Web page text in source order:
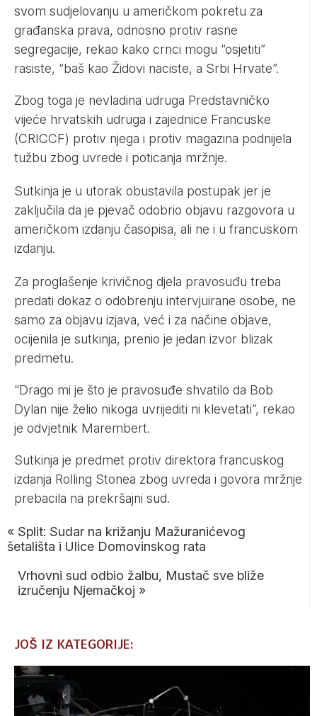
svom sudjelovanju u američkom pokretu za
građanska prava, odnosno protiv rasne
segregacije, rekao kako crnci mogu “osjetiti”
rasiste, “baš kao Židovi naciste, a Srbi Hrvate”.
Zbog toga je nevladina udruga Predstavničko
vijeće hrvatskih udruga i zajednice Francuske
(CRICCF) protiv njega i protiv magazina podnijela
tužbu zbog uvrede i poticanja mržnje.
Sutkinja je u utorak obustavila postupak jer je
zaključila da je pjevač odobrio objavu razgovora u
američkom izdanju časopisa, ali ne i u francuskom
izdanju.
Za proglašenje krivičnog djela pravosuđu treba
predati dokaz o odobrenju intervjuirane osobe, ne
samo za objavu izjava, već i za načine objave,
ocijenila je sutkinja, prenio je jedan izvor blizak
predmetu.
“Drago mi je što je pravosuđe shvatilo da Bob
Dylan nije želio nikoga uvrijediti ni klevetati”, rekao
je odvjetnik Marembert.
Sutkinja je predmet protiv direktora francuskog
izdanja Rolling Stonea zbog uvreda i govora mržnje
prebacila na prekršajni sud.
« Split: Sudar na križanju Mažuranićevog
šetališta i Ulice Domovinskog rata
Vrhovni sud odbio žalbu, Mustač sve bliže
izručenju Njemačkoj »
JOŠ IZ KATEGORIJE: